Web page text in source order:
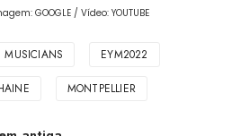
GOOGLE / Vídeo: YOUTUBE
MUSICIANS EYM2022
MONTPELLIER